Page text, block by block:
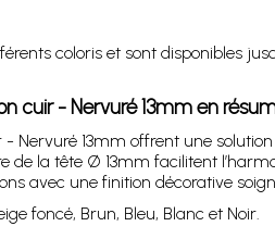
coloris et sont disponibles
cuir - Nervuré 13mm en
- Nervuré 13mm offrent une
de la tête Ø 13mm facilitent
avec une finition décorative
foncé, Brun, Bleu, Blanc et Noir.